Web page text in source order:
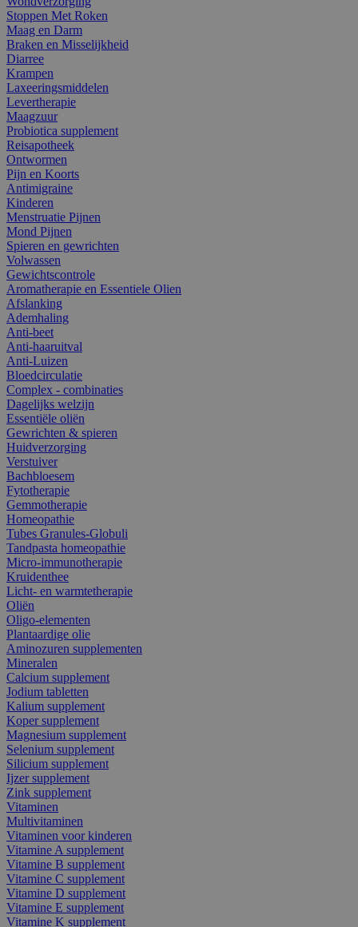
Stoppen Met Roken
Maag en Darm
Braken en Misselijkheid
Diarree
Krampen
Laxeeringsmiddelen
Levertherapie
Maagzuur
Probiotica supplement
Reisapotheek
Ontwormen
Pijn en Koorts
Antimigraine
Kinderen
Menstruatie Pijnen
Mond Pijnen
Spieren en gewrichten
Volwassen
Gewichtscontrole
Aromatherapie en Essentiele Olien
Afslanking
Ademhaling
Anti-beet
Anti-haaruitval
Anti-Luizen
Bloedcirculatie
Complex - combinaties
Dagelijks welzijn
Essentiële oliën
Gewrichten & spieren
Huidverzorging
Verstuiver
Bachbloesem
Fytotherapie
Gemmotherapie
Homeopathie
Tubes Granules-Globuli
Tandpasta homeopathie
Micro-immunotherapie
Kruidenthee
Licht- en warmtetherapie
Oliën
Oligo-elementen
Plantaardige olie
Aminozuren supplementen
Mineralen
Calcium supplement
Jodium tabletten
Kalium supplement
Koper supplement
Magnesium supplement
Selenium supplement
Silicium supplement
Ijzer supplement
Zink supplement
Vitaminen
Multivitaminen
Vitaminen voor kinderen
Vitamine A supplement
Vitamine B supplement
Vitamine C supplement
Vitamine D supplement
Vitamine E supplement
Vitamine K supplement